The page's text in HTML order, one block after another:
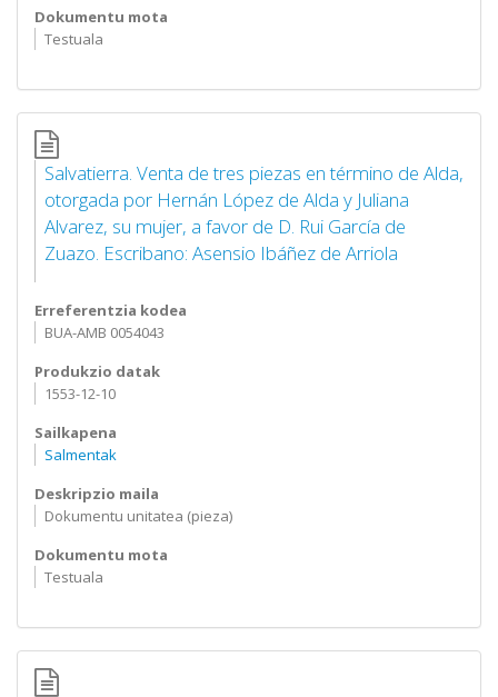
Dokumentu mota
Testuala
Salvatierra. Venta de tres piezas en término de Alda,
otorgada por Hernán López de Alda y Juliana
Alvarez, su mujer, a favor de D. Rui García de
Zuazo. Escribano: Asensio Ibáñez de Arriola
Erreferentzia kodea
BUA-AMB 0054043
Produkzio datak
1553-12-10
Sailkapena
Salmentak
Deskripzio maila
Dokumentu unitatea (pieza)
Dokumentu mota
Testuala